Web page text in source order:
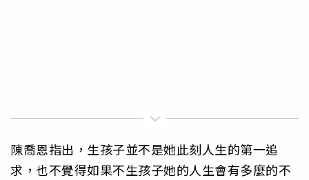
陳喬恩指出，生孩子並不是她此刻人生的第一追
求，也不覺得如果不生孩子她的人生會有多麼的不